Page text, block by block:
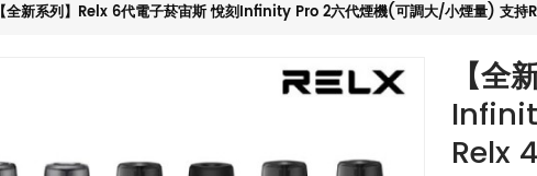
【全新系列】Relx 6代電子菸宙斯 悅刻Infinity Pro 2六代煙機(可調大/小煙量) 支
【
Relx